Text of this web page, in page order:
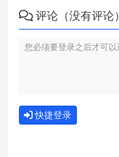
评论（没有评论）
快捷登录